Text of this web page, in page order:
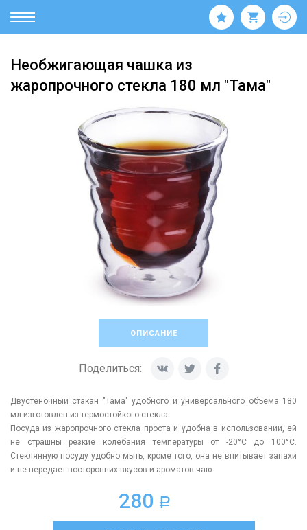
Необжигающая чашка из
жаропрочного стекла 180 мл "Тама"
ОПИСАНИЕ
Поделиться:
Двустеночный стакан "Тама" удобного и универсального объема 180
мл изготовлен из термостойкого стекла.
Посуда из жаропрочного стекла проста и удобна в использовании, ей
не страшны резкие колебания температуры от -20°C до 100°C.
Стеклянную посуду удобно мыть, кроме того, она не впитывает запахи
и не передает посторонних вкусов и ароматов чаю.
280 a